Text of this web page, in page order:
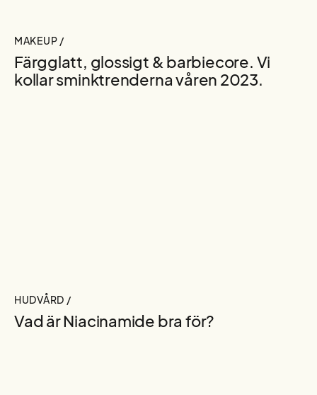
MAKEUP /
Färgglatt, glossigt & barbiecore. Vi
kollar sminktrenderna våren 2023.
HUDVÅRD /
Vad är Niacinamide bra för?